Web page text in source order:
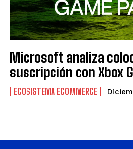
Microsoft analiza
suscripción con Xbox
ECOSISTEMA ECOMMERCE